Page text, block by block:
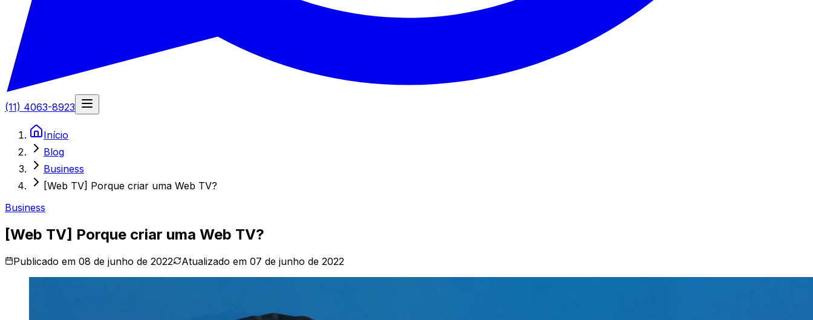
(11) 4063-8923
Início
Blog
Business
[Web TV] Porque criar uma Web TV?
Business
[Web TV] Porque criar uma Web TV?
Publicado em 08 de junho de 2022 Atualizado em 07 de junho de 2022